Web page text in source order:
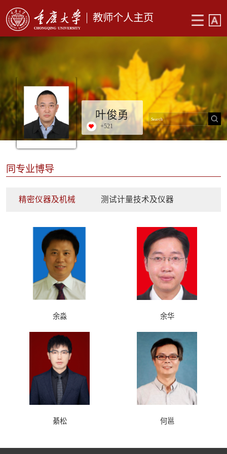
教师个人主页
叶俊勇
+521
同专业博导
精密仪器及机械 测试计量技术及仪器
余淼 余华
綦松 何邕